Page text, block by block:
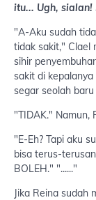
itu... Ugh,
"A-Aku sudah
tidak sakit," Clael
sihir
sakit di
segar seolah
"TIDAK." Namun,
"E-Eh? Tapi aku
bisa terus-
BOLEH." "......"
Jika Reina sudah